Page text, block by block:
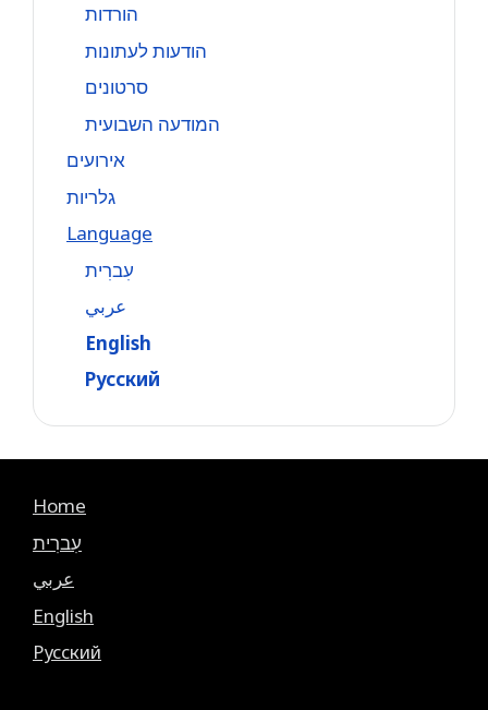
הורדות
הודעות לעתונות
סרטונים
המודעה השבועית
אירועים
גלריות
Language
עִברִית
عربي
English
Русский
Home
עִברִית
عربي
English
Русский